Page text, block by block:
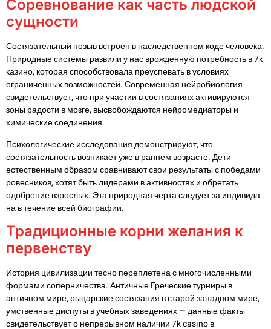
Соревнование как часть людской
сущности
Состязательный позыв встроен в наследственном коде человека.
Природные системы развили у нас врожденную потребность в 7к
казино, которая способствовала преуспевать в условиях
ограниченных возможностей. Современная нейробиология
свидетельствует, что при участии в состязаниях активируются
зоны радости в мозге, высвобождаются нейромедиаторы и
химические соединения.
Психологические исследования демонстрируют, что
состязательность возникает уже в раннем возрасте. Дети
естественным образом сравнивают свои результаты с победами
ровесников, хотят быть лидерами в активностях и обретать
одобрение взрослых. Эта природная черта следует за индивида
на в течение всей биографии.
Традиционные корни желания к
первенству
История цивилизации тесно переплетена с многочисленными
формами соперничества. Античные Греческие турниры в
античном мире, рыцарские состязания в старой западном мире,
умственные диспуты в учебных заведениях — данные факты
свидетельствует о непрерывном наличии 7k casino в